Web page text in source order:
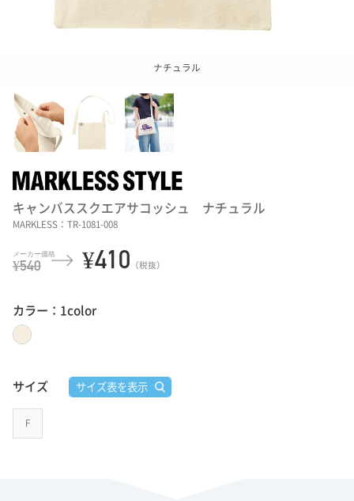
ナチュラル
キャンバススクエアサコッシュ ナチュラル
MARKLESS：TR-1081-008
¥540 ¥410 （税抜）
カラー：1color
サイズ サイズ表を表示
F